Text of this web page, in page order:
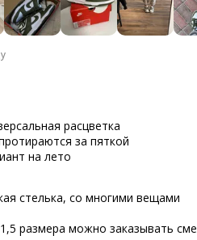
расцветка
за пяткой
на лето
стелька, со многими вещами
размера можно заказывать